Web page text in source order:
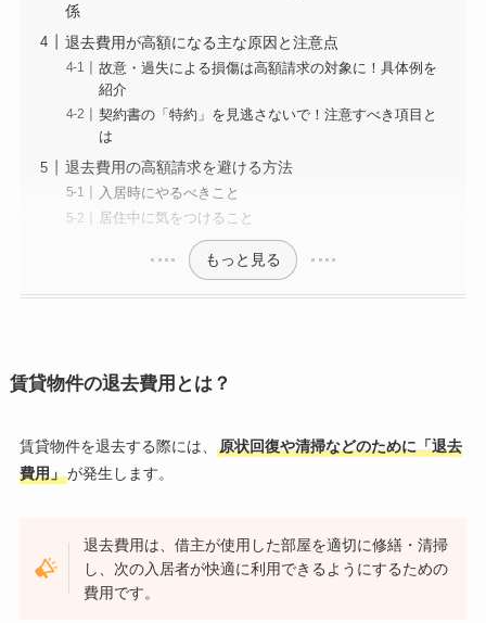
係
退去費用が高額になる主な原因と注意点
故意・過失による損傷は高額請求の対象に！具体例を
紹介
契約書の「特約」を見逃さないで！注意すべき項目と
は
退去費用の高額請求を避ける方法
入居時にやるべきこと
居住中に気をつけること
もっと見る
賃貸物件の退去費用とは？
賃貸物件を退去する際には、
原状回復や清掃などのために「退去
費用」が発生します。
退去費用は、借主が使用した部屋を適切に修繕・清掃
し、次の入居者が快適に利用できるようにするための
費用です。